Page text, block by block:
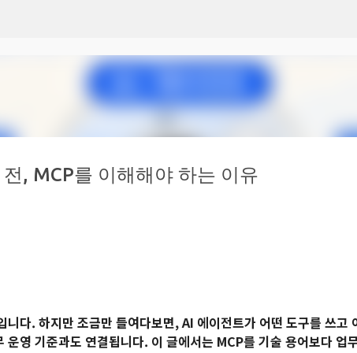
, MCP를 이해해야 하는 이유
다. 하지만 조금만 들여다보면, AI 에이전트가 어떤 도구를 쓰고
영 기준과도 연결됩니다. 이 글에서는 MCP를 기술 용어보다 업